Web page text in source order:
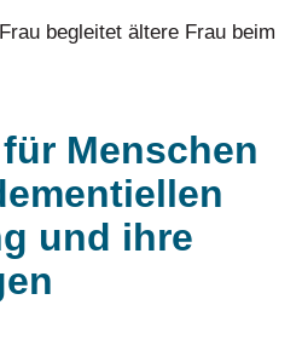
Menschen
und ihre